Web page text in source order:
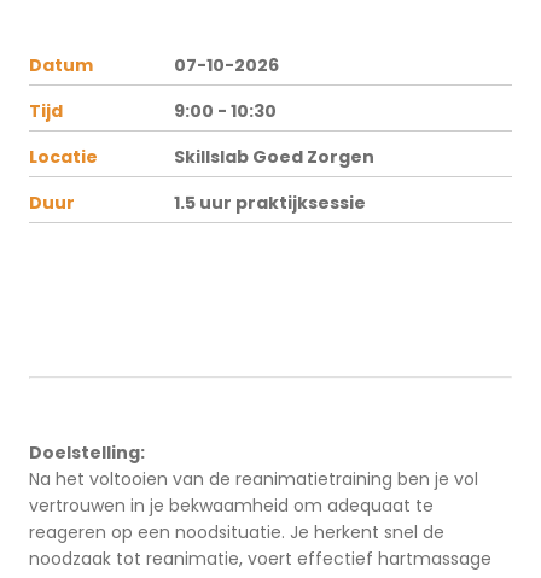
Datum
07-10-2026
Tijd
9:00 - 10:30
Locatie
Skillslab Goed Zorgen
Duur
1.5 uur praktijksessie
Doelstelling:
Na het voltooien van de reanimatietraining ben je vol
vertrouwen in je bekwaamheid om adequaat te
reageren op een noodsituatie. Je herkent snel de
noodzaak tot reanimatie, voert effectief hartmassage